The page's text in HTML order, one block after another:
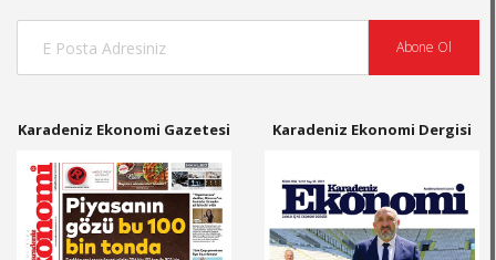
Abone Ol
Karadeniz Ekonomi Gazetesi Karadeniz Ekonomi Dergisi